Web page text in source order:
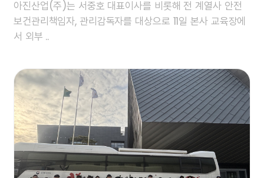
아진산업(주)는 서중호 대표이사를 비롯해 전 계열사 안전
보건관리책임자, 관리감독자를 대상으로 11일 본사 교육장에
서 외부 ..